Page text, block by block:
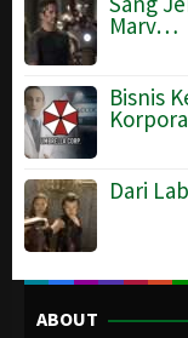
Marv…
Bisnis
Dari
ABOUT